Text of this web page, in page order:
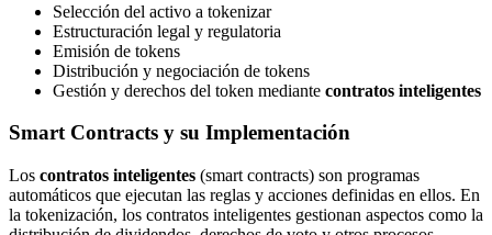
Selección del activo a tokenizar
Estructuración legal y regulatoria
Emisión de tokens
Distribución y negociación de tokens
Gestión y derechos del token mediante contratos inteligentes
Smart Contracts y su Implementación
Los contratos inteligentes (smart contracts) son programas
automáticos que ejecutan las reglas y acciones definidas en ellos. En
la tokenización, los contratos inteligentes gestionan aspectos como la